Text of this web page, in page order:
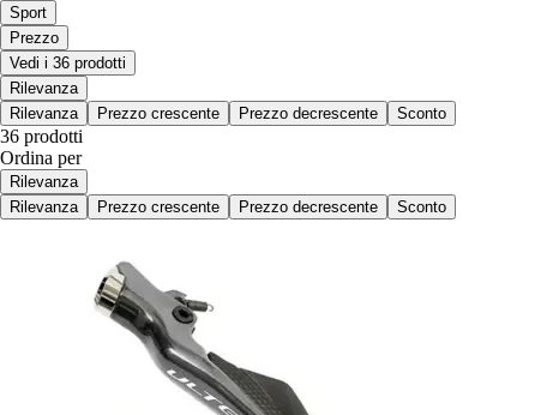
Sport
Prezzo
Vedi i 36 prodotti
Rilevanza
Rilevanza
Prezzo crescente Prezzo decrescente Sconto
36 prodotti
Ordina per
Rilevanza
Rilevanza
Prezzo crescente Prezzo decrescente Sconto